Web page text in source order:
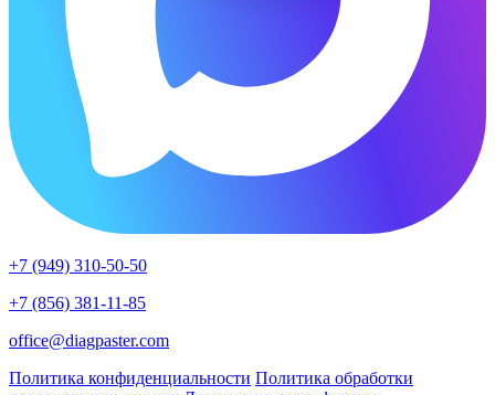
+7 (949) 310-50-50
+7 (856) 381-11-85
office@diagpaster.com
Политика конфиденциальности Политика обработки